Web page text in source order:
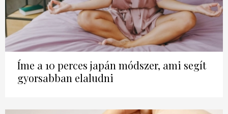
Íme a 10 perces japán módszer, ami segít
gyorsabban elaludni